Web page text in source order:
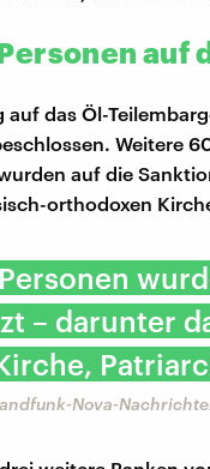
auf
auf das Öl-
Weitere
auf die
orthodoxen
– darunter
Nova-